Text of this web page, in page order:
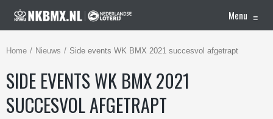
Menu ≡
Home Nieuws Side events WK BMX 2021 succesvol afgetrapt
SIDE EVENTS WK BMX 2021
SUCCESVOL AFGETRAPT